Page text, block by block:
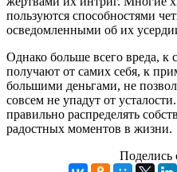
пользуются способностями
осведомленными об их
Однако больше всего вреда,
получают от самих себя, к
большими деньгами, не
совсем не упадут от
правильно распределять
радостных моментов в жизни.
Поделись